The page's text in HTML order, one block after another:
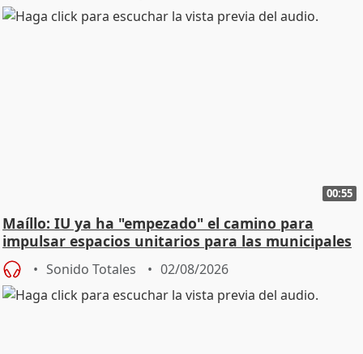
00:55
Maíllo: IU ya ha "empezado" el camino para
impulsar espacios unitarios para las municipales
Sonido Totales 02/08/2026